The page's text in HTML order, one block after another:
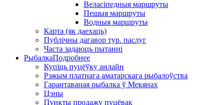
Веласіпедныя маршруты
Пешыя маршруты
Водныя маршруты
Карта (як даехаць)
Публічны дагавор тур. паслуг
Часта задаюць пытанні
РыбалкаПодробнее
Купіць пуцёўку анлайн
Рэжым платнага аматарскага рыбалоўства
Гарантаваная рыбалка ў Мекянах
Цэны
Пункты продажу пуцёвак